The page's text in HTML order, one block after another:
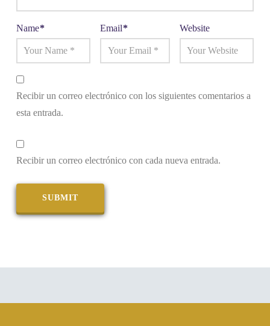
Name* Email* Website
Recibir un correo electrónico con los siguientes comentarios a
esta entrada.
Recibir un correo electrónico con cada nueva entrada.